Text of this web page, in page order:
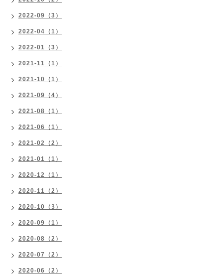
2022-09（3）
2022-04（1）
2022-01（3）
2021-11（1）
2021-10（1）
2021-09（4）
2021-08（1）
2021-06（1）
2021-02（2）
2021-01（1）
2020-12（1）
2020-11（2）
2020-10（3）
2020-09（1）
2020-08（2）
2020-07（2）
2020-06（2）